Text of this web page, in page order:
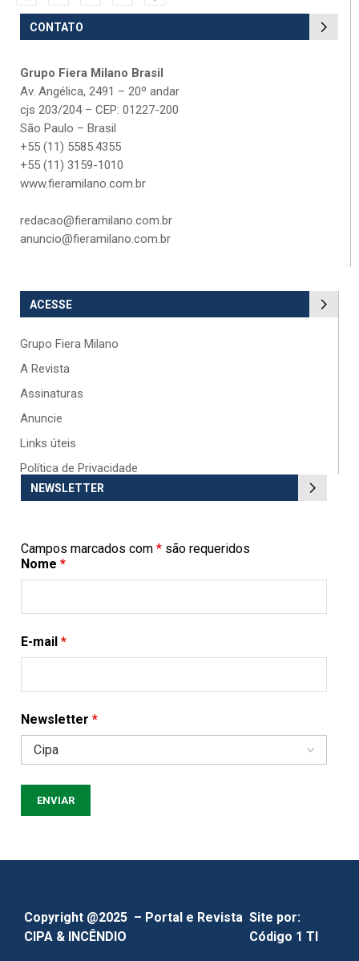
CONTATO
Grupo Fiera Milano Brasil
Av. Angélica, 2491 – 20º andar
cjs 203/204 – CEP: 01227-200
São Paulo – Brasil
+55 (11) 5585.4355
+55 (11) 3159-1010
www.fieramilano.com.br
redacao@fieramilano.com.br
anuncio@fieramilano.com.br
ACESSE
Grupo Fiera Milano
A Revista
Assinaturas
Anuncie
Links úteis
Política de Privacidade
NEWSLETTER
Campos marcados com * são requeridos
Nome *
E-mail *
Newsletter *
Copyright @2025 – Portal e Revista
CIPA & INCÊNDIO
Site por:
Código 1 TI